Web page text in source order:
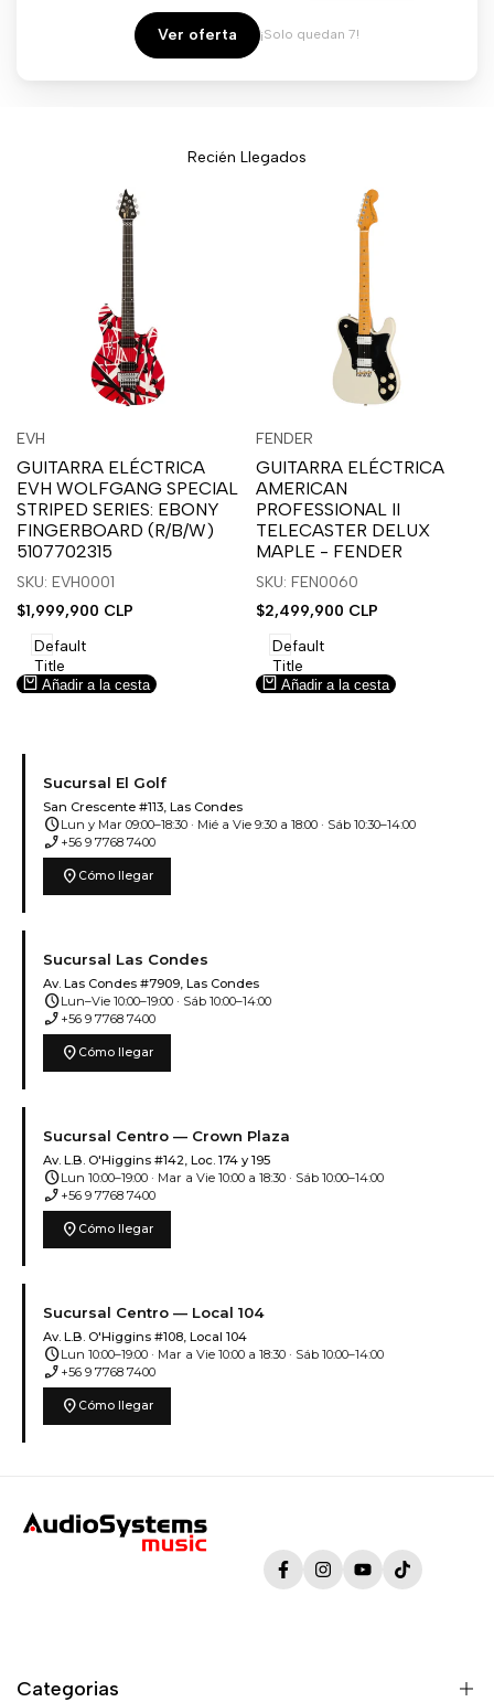
venta
Ver oferta ¡Solo quedan 7!
Recién Llegados
sesión
para
usar
la
lista
deseos.
para
usar
Compare
Proveedor:
EVH
GUITARRA ELÉCTRICA
EVH WOLFGANG SPECIAL
STRIPED SERIES: EBONY
FINGERBOARD (R/B/W)
5107702315
SKU: EVH0001
Precio
venta
$1,999,900 CLP
Default
Title
Añadir a la cesta
sesión
para
usar
la
lista
deseos.
sesión
para
usar
Compare
Vista
Proveedor:
FENDER
GUITARRA ELÉCTRICA
AMERICAN
PROFESSIONAL II
TELECASTER DELUX
MAPLE - FENDER
SKU: FEN0060
Precio
venta
$2,499,900 CLP
Default
Title
Añadir a la cesta
Sucursal El Golf
San Crescente #113, Las Condes
scheduleLun y Mar 09:00–18:30 · Mié a Vie 9:30 a 18:00 · Sáb 10:30–14:00
phone_enabled +56 9 7768 7400
location_on Cómo llegar
Sucursal Las Condes
Av. Las Condes #7909, Las Condes
scheduleLun–Vie 10:00–19:00 · Sáb 10:00–14:00
phone_enabled +56 9 7768 7400
location_on Cómo llegar
Sucursal Centro — Crown Plaza
Av. L.B. O'Higgins #142, Loc. 174 y 195
scheduleLun 10:00–19:00 · Mar a Vie 10:00 a 18:30 · Sáb 10:00–14:00
phone_enabled +56 9 7768 7400
location_on Cómo llegar
Sucursal Centro — Local 104
Av. L.B. O'Higgins #108, Local 104
scheduleLun 10:00–19:00 · Mar a Vie 10:00 a 18:30 · Sáb 10:00–14:00
phone_enabled +56 9 7768 7400
location_on Cómo llegar
FacebookInstagramYouTubeTikTok
Categorias